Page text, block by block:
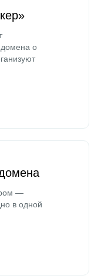
о
—
в одной